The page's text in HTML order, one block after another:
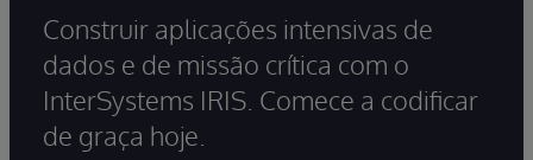
Construir aplicações intensivas de
dados e de missão crítica com o
InterSystems IRIS. Comece a codificar
de graça hoje.